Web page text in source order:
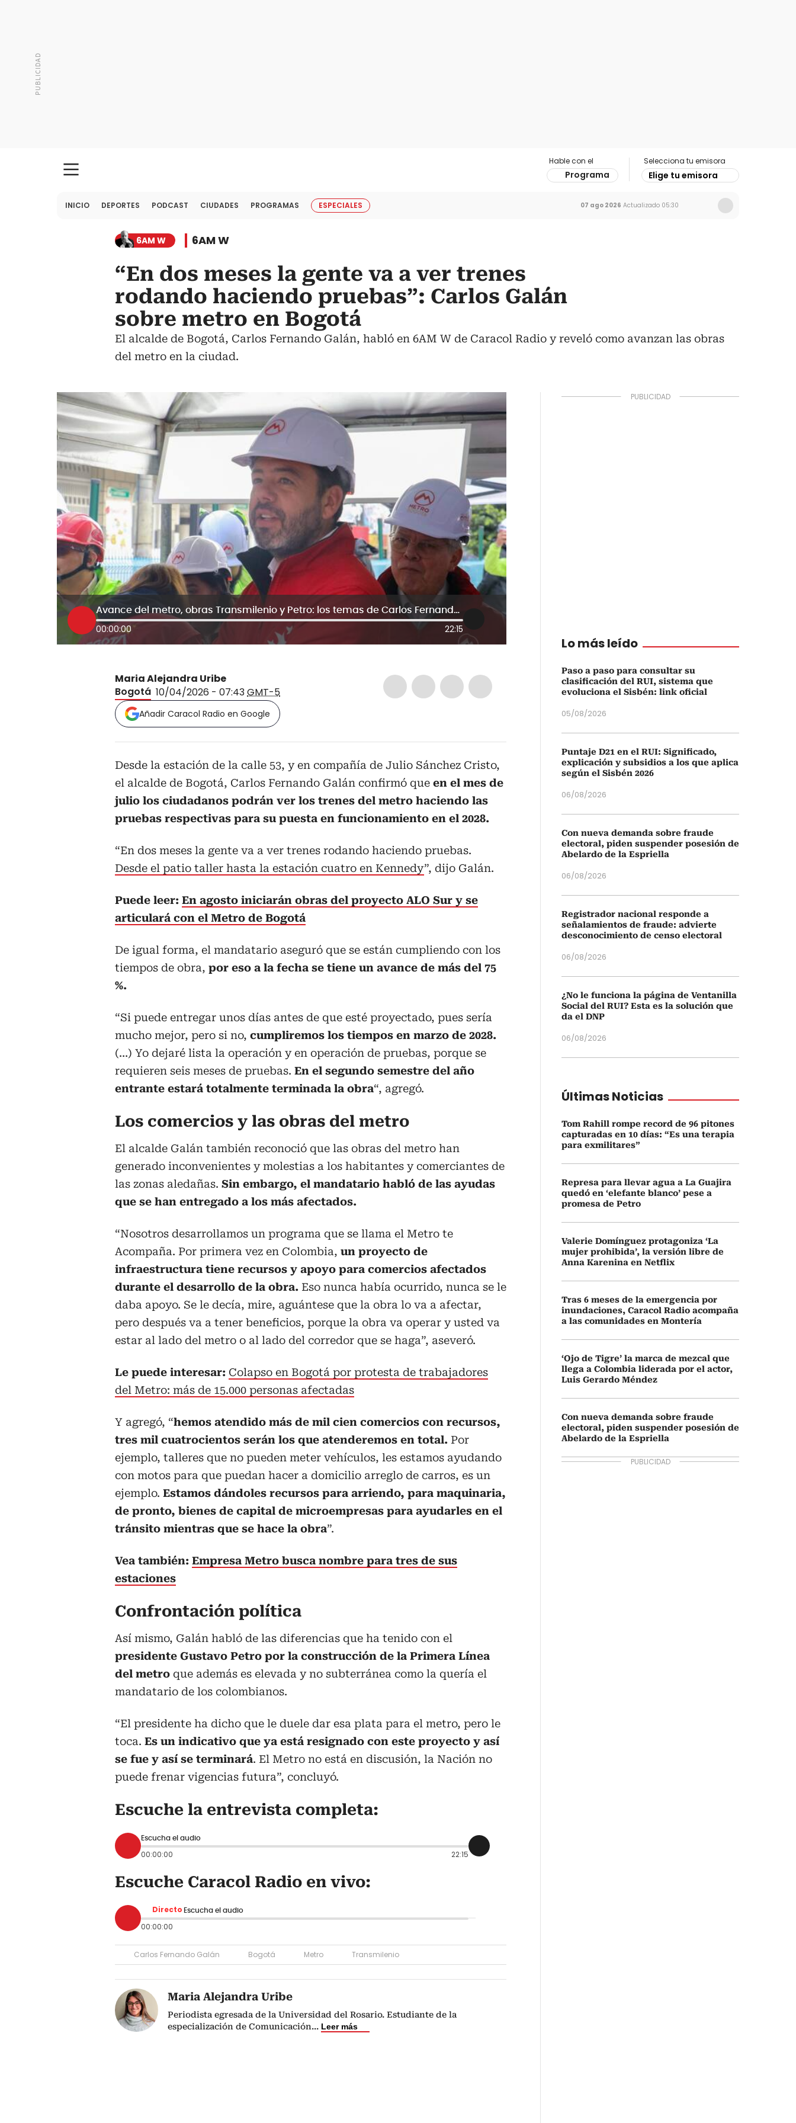
Hable con el
Programa
Selecciona tu emisora
Elige tu emisora
INICIO DEPORTES PODCAST CIUDADES PROGRAMAS ESPECIALES 07 ago 2026 Actualizado 05:30
6AM W 6AM W
“En dos meses la gente va a ver trenes
rodando haciendo pruebas”: Carlos Galán
sobre metro en Bogotá
El alcalde de Bogotá, Carlos Fernando Galán, habló en 6AM W de Caracol Radio y reveló como avanzan las obras
del metro en la ciudad.
Avance del metro, obras Transmilenio y Petro: los temas de Carlos Fernando Galán, alcalde de Bogotá
00:00:00 22:15
Maria Alejandra Uribe
Bogotá 10/04/2026 - 07:43GMT-5
Añadir Caracol Radio en Google
Desde la estación de la calle 53, y en compañía de Julio Sánchez Cristo,
el alcalde de Bogotá, Carlos Fernando Galán confirmó que en el mes de
julio los ciudadanos podrán ver los trenes del metro haciendo las
pruebas respectivas para su puesta en funcionamiento en el 2028.
“En dos meses la gente va a ver trenes rodando haciendo pruebas.
Desde el patio taller hasta la estación cuatro en Kennedy”, dijo Galán.
Puede leer: En agosto iniciarán obras del proyecto ALO Sur y se
articulará con el Metro de Bogotá
De igual forma, el mandatario aseguró que se están cumpliendo con los
tiempos de obra, por eso a la fecha se tiene un avance de más del 75
%.
“Si puede entregar unos días antes de que esté proyectado, pues sería
mucho mejor, pero si no, cumpliremos los tiempos en marzo de 2028.
(…) Yo dejaré lista la operación y en operación de pruebas, porque se
requieren seis meses de pruebas. En el segundo semestre del año
entrante estará totalmente terminada la obra“, agregó.
Los comercios y las obras del metro
El alcalde Galán también reconoció que las obras del metro han
generado inconvenientes y molestias a los habitantes y comerciantes de
las zonas aledañas. Sin embargo, el mandatario habló de las ayudas
que se han entregado a los más afectados.
“Nosotros desarrollamos un programa que se llama el Metro te
Acompaña. Por primera vez en Colombia, un proyecto de
infraestructura tiene recursos y apoyo para comercios afectados
durante el desarrollo de la obra. Eso nunca había ocurrido, nunca se le
daba apoyo. Se le decía, mire, aguántese que la obra lo va a afectar,
pero después va a tener beneficios, porque la obra va operar y usted va
estar al lado del metro o al lado del corredor que se haga”, aseveró.
Le puede interesar: Colapso en Bogotá por protesta de trabajadores
del Metro: más de 15.000 personas afectadas
Y agregó, “hemos atendido más de mil cien comercios con recursos,
tres mil cuatrocientos serán los que atenderemos en total. Por
ejemplo, talleres que no pueden meter vehículos, les estamos ayudando
con motos para que puedan hacer a domicilio arreglo de carros, es un
ejemplo. Estamos dándoles recursos para arriendo, para maquinaria,
de pronto, bienes de capital de microempresas para ayudarles en el
tránsito mientras que se hace la obra”.
Vea también: Empresa Metro busca nombre para tres de sus
estaciones
Confrontación política
Así mismo, Galán habló de las diferencias que ha tenido con el
presidente Gustavo Petro por la construcción de la Primera Línea
del metro que además es elevada y no subterránea como la quería el
mandatario de los colombianos.
“El presidente ha dicho que le duele dar esa plata para el metro, pero le
toca. Es un indicativo que ya está resignado con este proyecto y así
se fue y así se terminará. El Metro no está en discusión, la Nación no
puede frenar vigencias futura”, concluyó.
Escuche la entrevista completa:
Escucha el audio
00:00:00 22:15
Escuche Caracol Radio en vivo:
Directo Escucha el audio
00:00:00
Carlos Fernando Galán Bogotá Metro Transmilenio
Maria Alejandra Uribe
Periodista egresada de la Universidad del Rosario. Estudiante de la
especialización de Comunicación... Leer más
Lo más leído
Paso a paso para consultar su
clasificación del RUI, sistema que
evoluciona el Sisbén: link oficial
05/08/2026
Puntaje D21 en el RUI: Significado,
explicación y subsidios a los que aplica
según el Sisbén 2026
06/08/2026
Con nueva demanda sobre fraude
electoral, piden suspender posesión de
Abelardo de la Espriella
06/08/2026
Registrador nacional responde a
señalamientos de fraude: advierte
desconocimiento de censo electoral
06/08/2026
¿No le funciona la página de Ventanilla
Social del RUI? Esta es la solución que
da el DNP
06/08/2026
Últimas Noticias
Tom Rahill rompe record de 96 pitones
capturadas en 10 días: “Es una terapia
para exmilitares”
Represa para llevar agua a La Guajira
quedó en ‘elefante blanco’ pese a
promesa de Petro
Valerie Domínguez protagoniza ‘La
mujer prohibida’, la versión libre de
Anna Karenina en Netflix
Tras 6 meses de la emergencia por
inundaciones, Caracol Radio acompaña
a las comunidades en Montería
‘Ojo de Tigre’ la marca de mezcal que
llega a Colombia liderada por el actor,
Luis Gerardo Méndez
Con nueva demanda sobre fraude
electoral, piden suspender posesión de
Abelardo de la Espriella